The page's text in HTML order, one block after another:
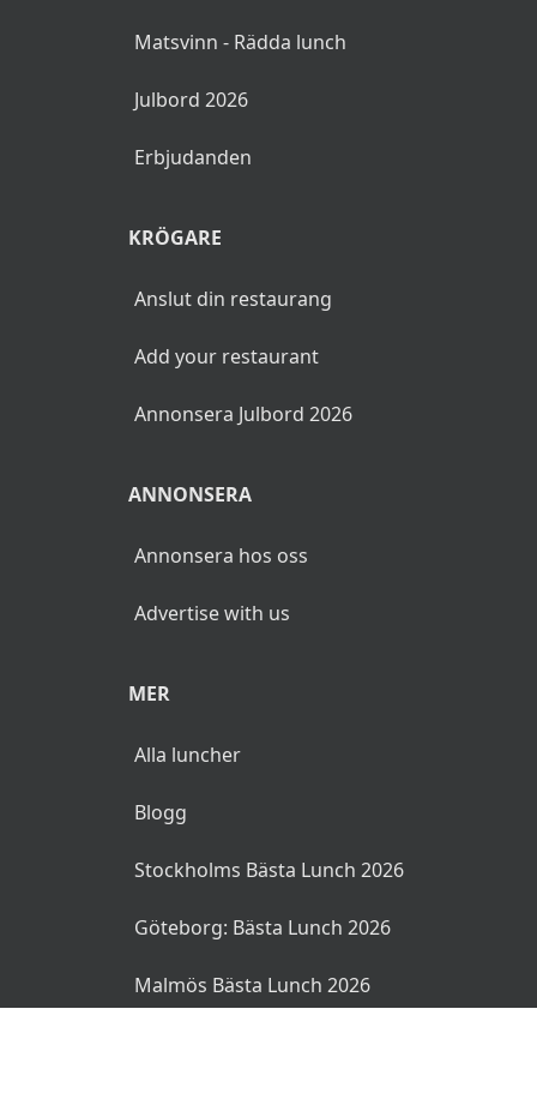
Matsvinn - Rädda lunch
Julbord 2026
Erbjudanden
KRÖGARE
Anslut din restaurang
Add your restaurant
Annonsera Julbord 2026
ANNONSERA
Annonsera hos oss
Advertise with us
MER
Alla luncher
Blogg
Stockholms Bästa Lunch 2026
Göteborg: Bästa Lunch 2026
Malmös Bästa Lunch 2026